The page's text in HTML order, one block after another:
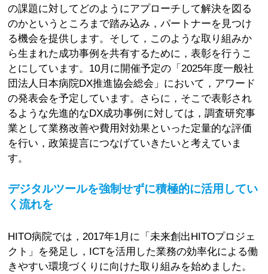
の課題に対してどのようにアプローチして解決を図る
のかというところまで踏み込み，パートナーを見つけ
る機会を提供します。そして，このような取り組みか
ら生まれた成功事例を共有するために，表彰を行うこ
とにしています。10月に開催予定の「2025年度一般社
団法人日本病院DX推進協会総会」において，アワード
の発表会を予定しています。さらに，そこで表彰され
るような先進的なDX成功事例に対しては，調査研究事
業として業務改善や費用対効果といった定量的な評価
を行い，政策提言につなげていきたいと考えていま
す。
デジタルツールを強制せずに積極的に活用してい
く流れを
HITO病院では，2017年1月に「未来創出HITOプロジェ
クト」を発足し，ICTを活用した業務の効率化による働
きやすい環境づくりに向けた取り組みを始めました。